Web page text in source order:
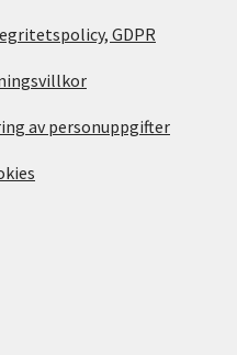
GDPR
av personuppgifter